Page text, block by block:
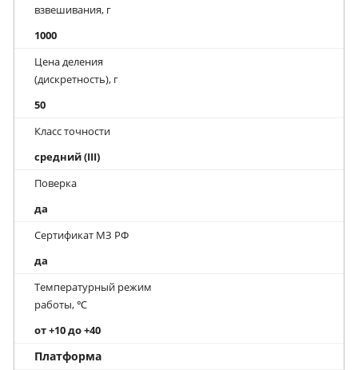
взвешивания, г
1000
Цена деления
(дискретность), г
50
Класс точности
средний (III)
Поверка
да
Сертификат МЗ РФ
да
Температурный режим
работы, ℃
от +10 до +40
Платформа